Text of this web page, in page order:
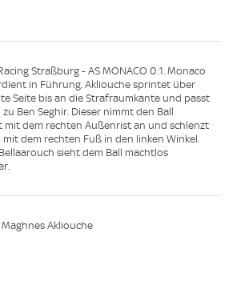
Straßburg - AS MONACO 0:1. Monaco
in Führung. Akliouche sprintet über
Seite bis an die Strafraumkante und passt
zu Ben Seghir. Dieser nimmt den Ball
mit dem rechten Außenrist an und schlenzt
mit dem rechten Fuß in den linken Winkel.
sieht dem Ball machtlos
Akliouche